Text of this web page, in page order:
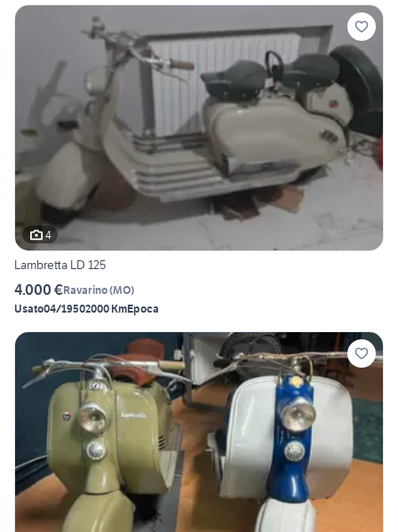
4
Lambretta LD 125
4.000 €Ravarino(MO)
Usato04/19502000 KmEpoca